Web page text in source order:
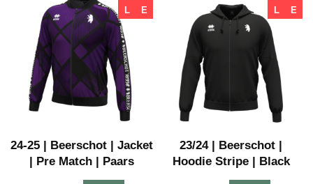
L
E
24-25 | Beerschot | Jacket
| Pre Match | Paars
L
E
23/24 | Beerschot |
Hoodie Stripe | Black